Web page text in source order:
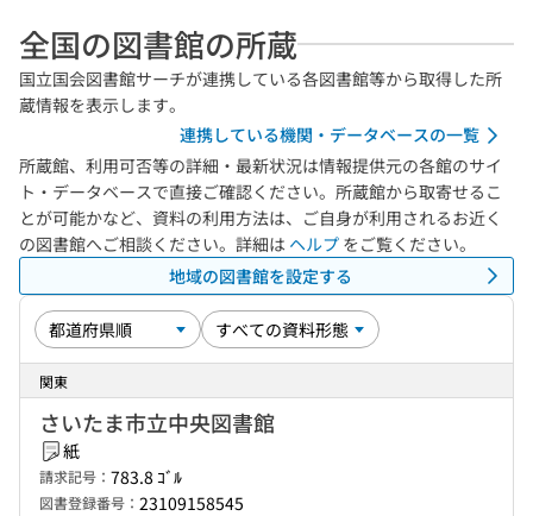
全国の図書館の所蔵
国立国会図書館サーチが連携している各図書館等から取得した所
蔵情報を表示します。
連携している機関・データベースの一覧
所蔵館、利用可否等の詳細・最新状況は情報提供元の各館のサイ
ト・データベースで直接ご確認ください。所蔵館から取寄せるこ
とが可能かなど、資料の利用方法は、ご自身が利用されるお近く
の図書館へご相談ください。詳細は ヘルプ をご覧ください。
地域の図書館を設定する
関東
さいたま市立中央図書館
紙
請求記号： 783.8 ｺﾞﾙ
図書登録番号： 23109158545